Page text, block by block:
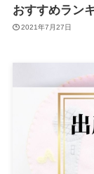
おすすめラン
2021年7月27日